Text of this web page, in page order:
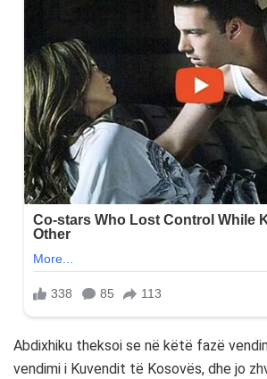
Abdixhiku theksoi se në këtë fazë
vendimi i Kuvendit të Kosovës, dhe jo